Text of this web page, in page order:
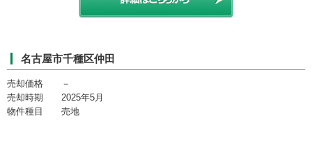
名古屋市千種区仲田
売却価格 －
売却時期 2025年5月
物件種目 売地